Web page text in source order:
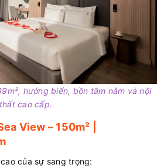
hướng biển, bồn tắm nằm và nội
thất cao cấp.
View – 150m² |
của sự sang trọng: